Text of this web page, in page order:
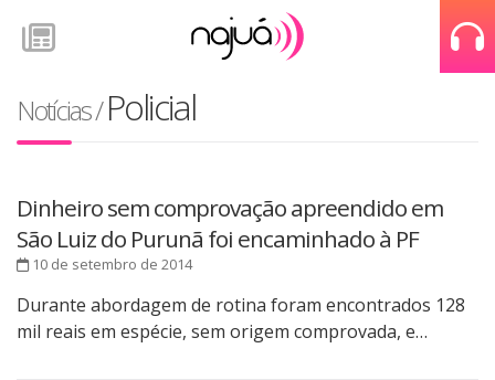
Notícias/Policial
Dinheiro sem comprovação apreendido em
São Luiz do Purunã foi encaminhado à PF
10 de setembro de 2014
Durante abordagem de rotina foram encontrados 128
mil reais em espécie, sem origem comprovada, e…